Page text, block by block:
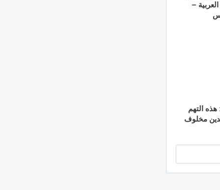
–
هذه التهم
مخلوف